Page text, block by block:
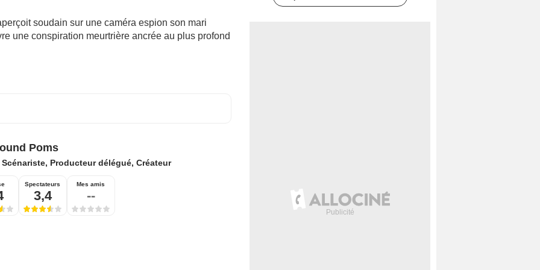
soudain sur une caméra espion son mari
une conspiration meurtrière ancrée au plus profond
Poms
Scénariste, Producteur délégué, Créateur
Spectateurs
3,4
Mes amis
--